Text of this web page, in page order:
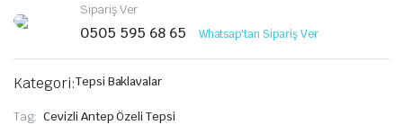
Sipariş Ver
0505 595 68 65 Whatsap'tan Sipariş Ver
Kategori:Tepsi Baklavalar
Tag: Cevizli Antep Özeli Tepsi